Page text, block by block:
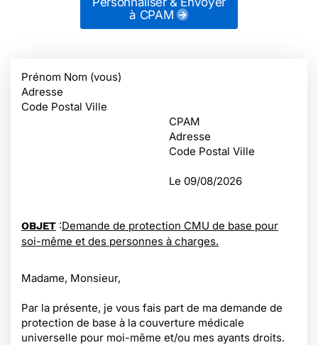
à CPAM
Prénom Nom (vous)
Adresse
Code Postal Ville
CPAM
Adresse
Code Postal Ville
Le 09/08/2026
OBJET :Demande de protection CMU de base pour
soi-même et des personnes à charges.
Madame, Monsieur,
Par la présente, je vous fais part de ma demande de
protection de base à la couverture médicale
universelle pour moi-même et/ou mes ayants droits.